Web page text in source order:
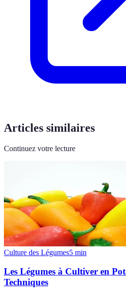
Articles similaires
Continuez votre lecture
Culture des Légumes5 min
Les Légumes à Cultiver en
Techniques